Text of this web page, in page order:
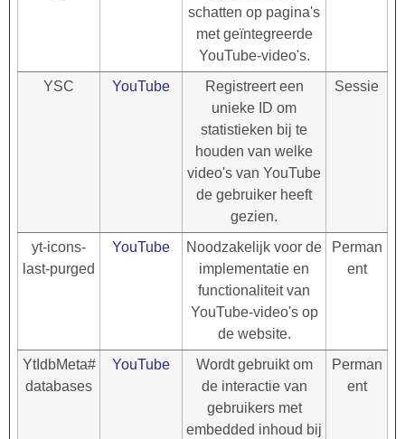
schatten op pagina's
met geïntegreerde
YouTube-video's.
YSC YouTube
Registreert een
unieke ID om
statistieken bij te
houden van welke
video's van YouTube
de gebruiker heeft
gezien.
Sessie
yt-icons-
last-purged
YouTube
Noodzakelijk voor de
implementatie en
functionaliteit van
YouTube-video's op
de website.
Perman
ent
YtIdbMeta#
databases
YouTube
Wordt gebruikt om
de interactie van
gebruikers met
embedded inhoud bij
Perman
ent